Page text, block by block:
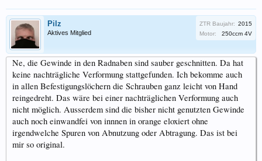
Pilz
Aktives Mitglied
ZTR Baujahr: 2015
Motor:
250ccm 4V
Ne, die Gewinde in den Radnaben sind sauber geschnitten. Da hat
keine nachträgliche Verformung stattgefunden. Ich bekomme auch
in allen Befestigungslöchern die Schrauben ganz leicht von Hand
reingedreht. Das wäre bei einer nachträglichen Verformung auch
nicht möglich. Ausserdem sind die bisher nicht genutzten Gewinde
auch noch einwandfei von innnen in orange eloxiert ohne
irgendwelche Spuren von Abnutzung oder Abtragung. Das ist bei
mir so original.